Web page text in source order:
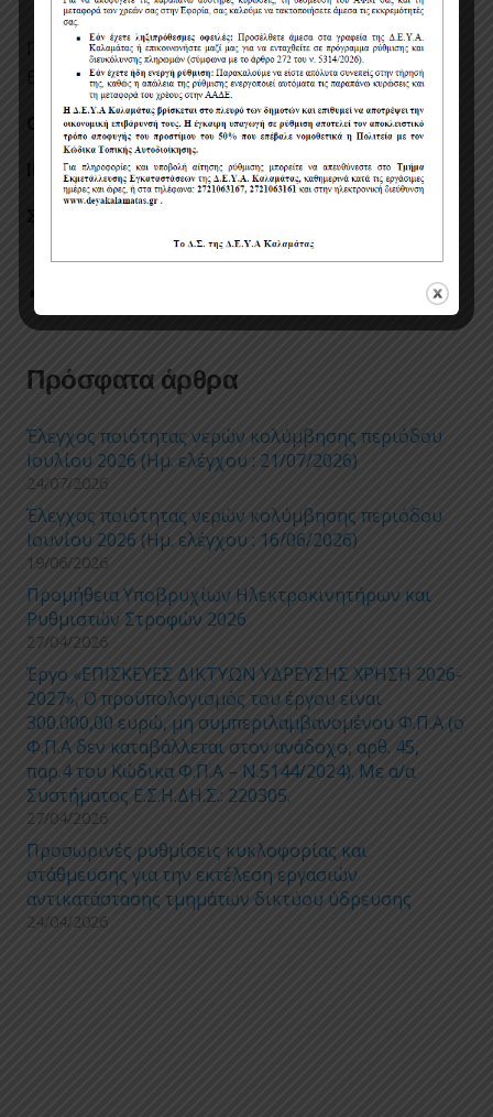
Πληροφορίες σχετικά με τον διαγωνισμό: κος
Βασιλειάδης Μιχάλης, τηλ. 27210-63130, 69940.
Ο ΓΕΝΙΚΟΣ ΔΙΕΥΘΥΝΤΗΣ
ΙΠΠΟΚΡΑΤΗΣ ΜΠΑΖΙΩΤΟΠΟΥΛΟΣ
upeuthini_dilosi_12.doc
Πρόσφατα άρθρα
Έλεγχος ποιότητας νερών κολύμβησης περιόδου
Ιουλίου 2026 (Ημ. ελέγχου : 21/07/2026)
24/07/2026
Έλεγχος ποιότητας νερών κολύμβησης περιόδου
Ιουνίου 2026 (Ημ. ελέγχου : 16/06/2026)
19/06/2026
Προμήθεια Υποβρυχίων Ηλεκτροκινητήρων και
Ρυθμιστών Στροφών 2026
27/04/2026
Έργο «ΕΠΙΣΚΕΥΕΣ ΔΙΚΤΥΩΝ ΥΔΡΕΥΣΗΣ ΧΡΗΣΗ 2026-
2027», Ο προϋπολογισμός του έργου είναι
300.000,00 ευρώ, μη συμπεριλαμβανομένου Φ.Π.Α (ο
Φ.Π.Α δεν καταβάλλεται στον ανάδοχο, αρθ. 45,
παρ.4 του Κώδικα Φ.Π.Α – Ν.5144/2024). Με α/α
Συστήματος Ε.Σ.Η.ΔΗ.Σ.: 220305.
27/04/2026
Προσωρινές ρυθμίσεις κυκλοφορίας και
στάθμευσης για την εκτέλεση εργασιών
αντικατάστασης τμημάτων δικτύου ύδρευσης
24/04/2026